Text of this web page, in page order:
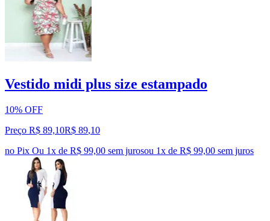
Vestido midi plus size estampado
10% OFF
Preço R$ 89,10R$ 89,10
no Pix Ou 1x de R$ 99,00 sem jurosou 1x de R$ 99,00 sem juros